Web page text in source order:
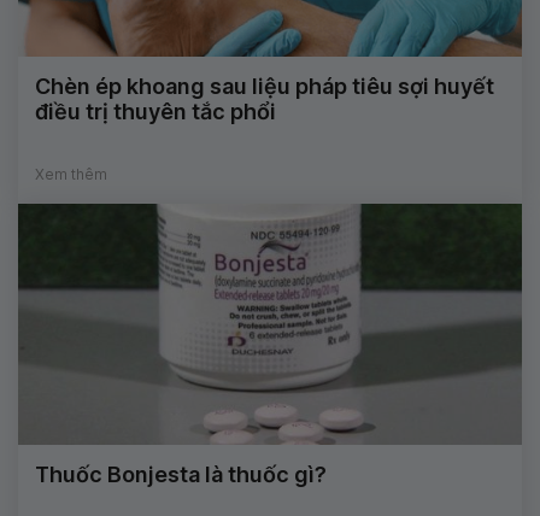
Chèn ép khoang sau liệu pháp tiêu sợi huyết
điều trị thuyên tắc phổi
Xem thêm
Thuốc Bonjesta là thuốc gì?